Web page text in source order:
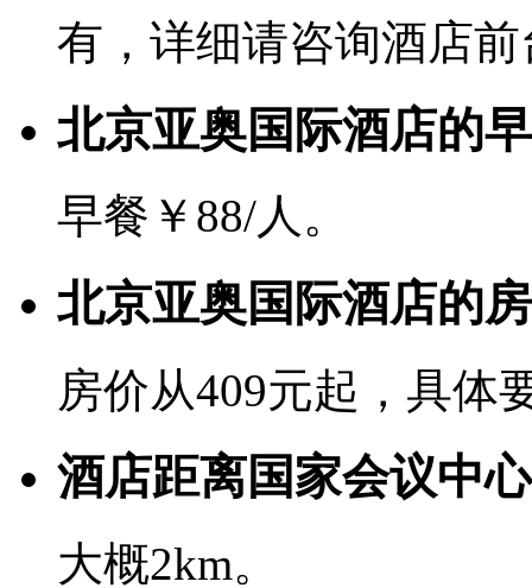
有，详细请咨询酒店前
北京亚奥国际酒店的
早餐￥88/人。
北京亚奥国际酒店的
房价从409元起，具体
酒店距离国家会议中
大概2km。